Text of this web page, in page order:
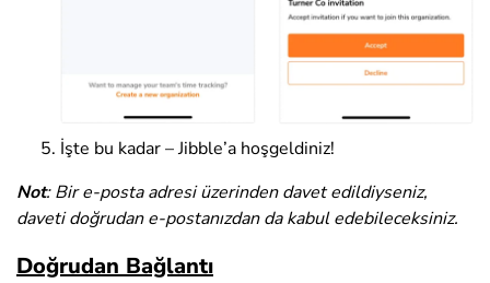
İşte bu kadar – Jibble’a hoşgeldiniz!
Not: Bir e-posta adresi üzerinden davet edildiyseniz,
daveti doğrudan e-postanızdan da kabul edebileceksiniz.
Doğrudan Bağlantı